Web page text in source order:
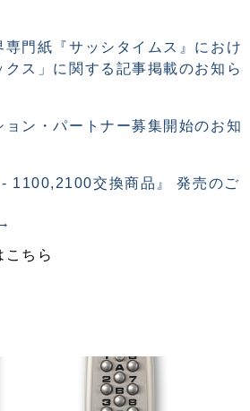
専門紙『サッシタイムス』におけ
ス」に関する記事掲載のお知ら
ン・パートナー募集開始のお知
- 1100,2100交換商品』 発売のご
こちら